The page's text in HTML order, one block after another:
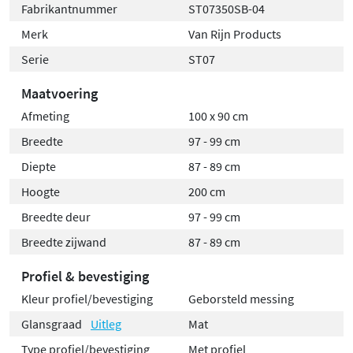
Fabrikantnummer
ST07350SB-04
Merk
Van Rijn Products
Serie
ST07
Maatvoering
Afmeting
100 x 90 cm
Breedte
97 - 99 cm
Diepte
87 - 89 cm
Hoogte
200 cm
Breedte deur
97 - 99 cm
Breedte zijwand
87 - 89 cm
Profiel & bevestiging
Kleur profiel/bevestiging
Geborsteld messing
Glansgraad
Uitleg
Mat
Type profiel/bevestiging
Met profiel